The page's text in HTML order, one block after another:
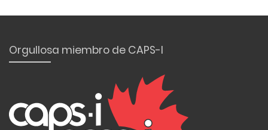
Orgullosa miembro de CAPS-I